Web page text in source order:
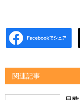
関連記事